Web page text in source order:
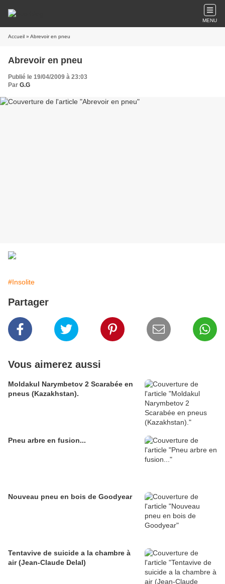
MENU
Accueil » Abrevoir en pneu
Abrevoir en pneu
Publié le 19/04/2009 à 23:03
Par G.G
#Insolite
Partager
Vous aimerez aussi
Moldakul Narymbetov 2 Scarabée en
pneus (Kazakhstan).
Pneu arbre en fusion...
Nouveau pneu en bois de Goodyear
Tentavive de suicide a la chambre à
air (Jean-Claude Delal)